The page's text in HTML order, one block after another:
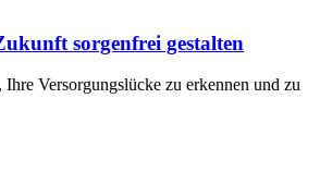
sorgenfrei gestalten
Versorgungslücke zu erkennen und zu